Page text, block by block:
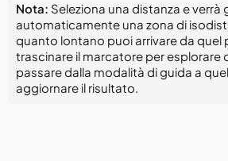
Nota: Seleziona una distanza e verrà
automaticamente una zona di
quanto lontano puoi arrivare da quel
trascinare il marcatore per esplorare
passare dalla modalità di guida a
aggiornare il risultato.